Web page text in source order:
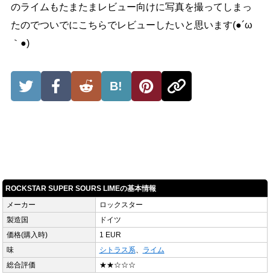
のライムもたまたまレビュー向けに写真を撮ってしまっ
たのでついでにこちらでレビューしたいと思います(●´ω
｀●)
B!
ROCKSTAR SUPER SOURS LIMEの基本情報
メーカー
ロックスター
製造国
ドイツ
価格(購入時)
1 EUR
味
シトラス系、
ライム
総合評価
★★☆☆☆